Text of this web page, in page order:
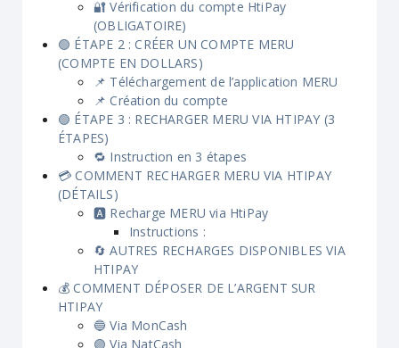
🔐 Vérification du compte HtiPay
(OBLIGATOIRE)
🟢 ÉTAPE 2 : CRÉER UN COMPTE MERU
(COMPTE EN DOLLARS)
📌 Téléchargement de l’application MERU
📌 Création du compte
🟢 ÉTAPE 3 : RECHARGER MERU VIA HTIPAY (3
ÉTAPES)
🔁 Instruction en 3 étapes
💳 COMMENT RECHARGER MERU VIA HTIPAY
(DÉTAILS)
🅰️ Recharge MERU via HtiPay
Instructions :
🔄 AUTRES RECHARGES DISPONIBLES VIA
HTIPAY
💰 COMMENT DÉPOSER DE L’ARGENT SUR
HTIPAY
🔵 Via MonCash
🟣 Via NatCash